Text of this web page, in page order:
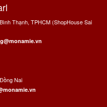
Thạnh, TPHCM (ShopHouse Sai
Nai